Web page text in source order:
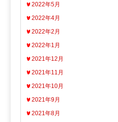
2022年5月
2022年4月
2022年2月
2022年1月
2021年12月
2021年11月
2021年10月
2021年9月
2021年8月